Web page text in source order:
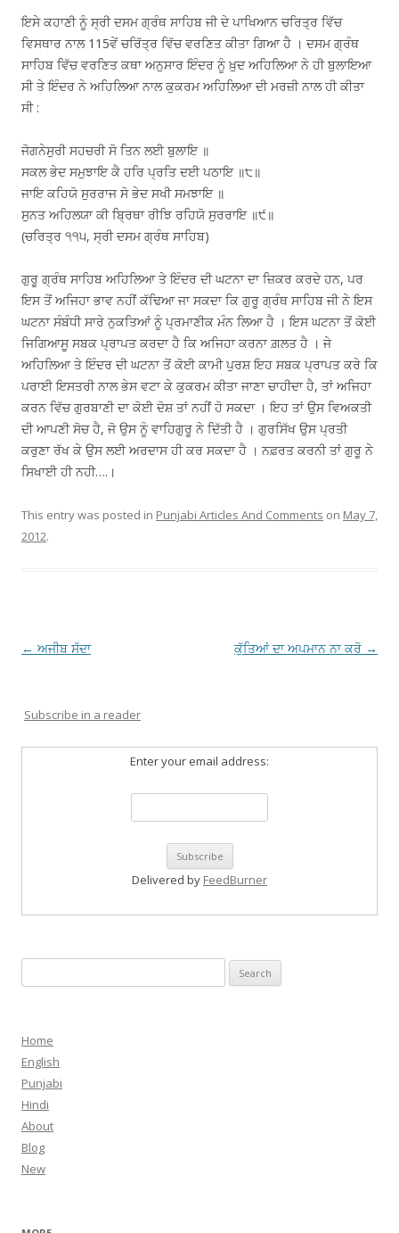
ਇਸੇ ਕਹਾਣੀ ਨੂੰ ਸ੍ਰੀ ਦਸਮ ਗ੍ਰੰਥ ਸਾਹਿਬ ਜੀ ਦੇ ਪਾਖਿਆਨ ਚਰਿਤ੍ਰ ਵਿੱਚ
ਵਿਸਥਾਰ ਨਾਲ 115ਵੇਂ ਚਰਿੱਤ੍ਰ ਵਿੱਚ ਵਰਣਿਤ ਕੀਤਾ ਗਿਆ ਹੈ । ਦਸਮ ਗ੍ਰੰਥ
ਸਾਹਿਬ ਵਿੱਚ ਵਰਣਿਤ ਕਥਾ ਅਨੁਸਾਰ ਇੰਦਰ ਨੂੰ ਖ਼ੁਦ ਅਹਿਲਿਆ ਨੇ ਹੀ ਬੁਲਾਇਆ
ਸੀ ਤੇ ਇੰਦਰ ਨੇ ਅਹਿਲਿਆ ਨਾਲ ਕੁਕਰਮ ਅਹਿਲਿਆ ਦੀ ਮਰਜ਼ੀ ਨਾਲ ਹੀ ਕੀਤਾ
ਸੀ :
ਜੋਗਨੇਸੁਰੀ ਸਹਚਰੀ ਸੋ ਤਿਨ ਲਈ ਬੁਲਾਇ ॥
ਸਕਲ ਭੇਦ ਸਮੁਝਾਇ ਕੈ ਹਰਿ ਪ੍ਰਤਿ ਦਈ ਪਠਾਇ ॥੮॥
ਜਾਇ ਕਹਿਯੋ ਸੁਰਰਾਜ ਸੋ ਭੇਦ ਸਖੀ ਸਮਝਾਇ ॥
ਸੁਨਤ ਅਹਿਲਯਾ ਕੀ ਬ੍ਰਿਥਾ ਰੀਝਿ ਰਹਿਯੋ ਸੁਰਰਾਇ ॥੯॥
(ਚਰਿਤ੍ਰ ੧੧੫, ਸ੍ਰੀ ਦਸਮ ਗ੍ਰੰਥ ਸਾਹਿਬ)
ਗੁਰੂ ਗ੍ਰੰਥ ਸਾਹਿਬ ਅਹਿਲਿਆ ਤੇ ਇੰਦਰ ਦੀ ਘਟਨਾ ਦਾ ਜ਼ਿਕਰ ਕਰਦੇ ਹਨ, ਪਰ
ਇਸ ਤੋਂ ਅਜਿਹਾ ਭਾਵ ਨਹੀਂ ਕੱਢਿਆ ਜਾ ਸਕਦਾ ਕਿ ਗੁਰੂ ਗ੍ਰੰਥ ਸਾਹਿਬ ਜੀ ਨੇ ਇਸ
ਘਟਨਾ ਸੰਬੰਧੀ ਸਾਰੇ ਨੁਕਤਿਆਂ ਨੂੰ ਪ੍ਰਮਾਣੀਕ ਮੰਨ ਲਿਆ ਹੈ । ਇਸ ਘਟਨਾ ਤੋਂ ਕੋਈ
ਜਿਗਿਆਸੂ ਸਬਕ ਪ੍ਰਾਪਤ ਕਰਦਾ ਹੈ ਕਿ ਅਜਿਹਾ ਕਰਨਾ ਗ਼ਲਤ ਹੈ । ਜੇ
ਅਹਿਲਿਆ ਤੇ ਇੰਦਰ ਦੀ ਘਟਨਾ ਤੋਂ ਕੋਈ ਕਾਮੀ ਪੁਰਸ਼ ਇਹ ਸਬਕ ਪ੍ਰਾਪਤ ਕਰੇ ਕਿ
ਪਰਾਈ ਇਸਤਰੀ ਨਾਲ ਭੇਸ ਵਟਾ ਕੇ ਕੁਕਰਮ ਕੀਤਾ ਜਾਣਾ ਚਾਹੀਦਾ ਹੈ, ਤਾਂ ਅਜਿਹਾ
ਕਰਨ ਵਿੱਚ ਗੁਰਬਾਣੀ ਦਾ ਕੋਈ ਦੋਸ਼ ਤਾਂ ਨਹੀਂ ਹੋ ਸਕਦਾ । ਇਹ ਤਾਂ ਉਸ ਵਿਅਕਤੀ
ਦੀ ਆਪਣੀ ਸੋਚ ਹੈ, ਜੋ ਉਸ ਨੂੰ ਵਾਹਿਗੁਰੂ ਨੇ ਦਿੱਤੀ ਹੈ । ਗੁਰਸਿੱਖ ਉਸ ਪ੍ਰਤੀ
ਕਰੁਣਾ ਰੱਖ ਕੇ ਉਸ ਲਈ ਅਰਦਾਸ ਹੀ ਕਰ ਸਕਦਾ ਹੈ । ਨਫ਼ਰਤ ਕਰਨੀ ਤਾਂ ਗੁਰੂ ਨੇ
ਸਿਖਾਈ ਹੀ ਨਹੀ….।
This entry was posted in Punjabi Articles And Comments on May 7,
2012.
Post
← ਅਜੀਬ ਸੱਦਾ ਕੁੱਤਿਆਂ ਦਾ ਅਪਮਾਨ ਨਾ ਕਰੋ →
Subscribe in a reader
Enter your email address:
Delivered by FeedBurner
for:
Home
English
Punjabi
Hindi
About
Blog
New